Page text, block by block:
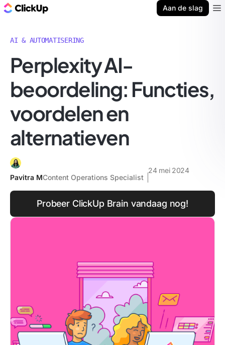
Aan de slag
AI & AUTOMATISERING
Perplexity AI-
beoordeling: Functies,
voordelen en
alternatieven
Pavitra MContent Operations Specialist
24 mei 2024
Probeer ClickUp Brain vandaag nog!